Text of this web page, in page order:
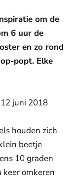
om de
6 uur de
en zo rond
popt. Elke
juni 2018
houden zich
beetje
10 graden
keer omkeren